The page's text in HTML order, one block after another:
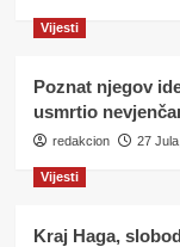
Vijesti
Poznat njegov
usmrtio
redakcion 27
Vijesti
Kraj Haga,